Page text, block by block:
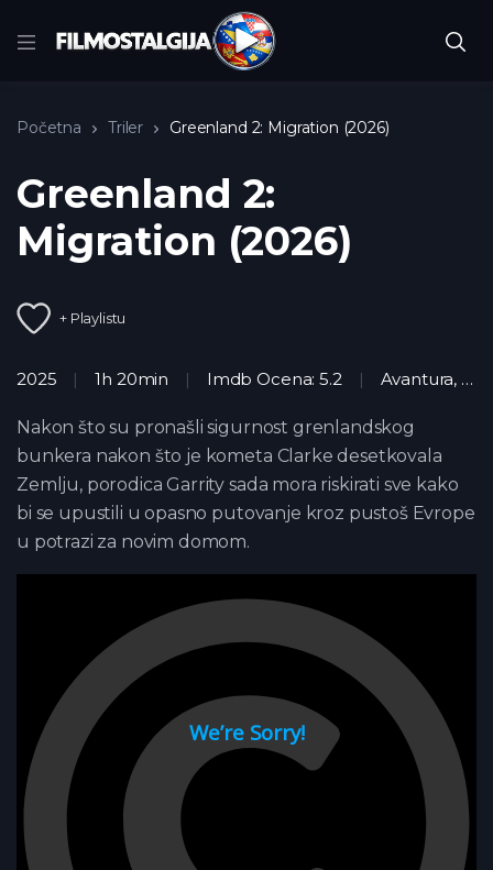
Početna Triler Greenland 2: Migration (2026)
Greenland 2:
Migration (2026)
+ Playlistu
2025 1h 20min Imdb Ocena: 5.2 Avantura, HD
Nakon što su pronašli sigurnost grenlandskog
bunkera nakon što je kometa Clarke desetkovala
Zemlju, porodica Garrity sada mora riskirati sve kako
bi se upustili u opasno putovanje kroz pustoš Evrope
u potrazi za novim domom.